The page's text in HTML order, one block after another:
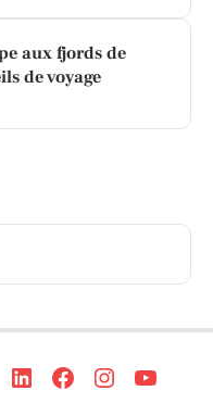
aux fjords de
de voyage